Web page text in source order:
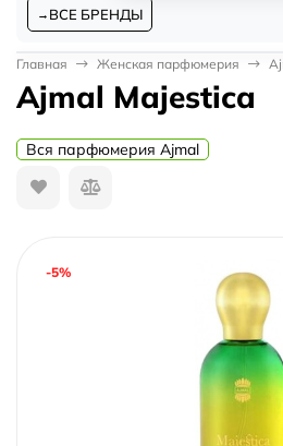
ВСЕ БРЕНДЫ
Главная Женская парфюмерия
Ajmal Majestica
Вся парфюмерия Ajmal
-5%